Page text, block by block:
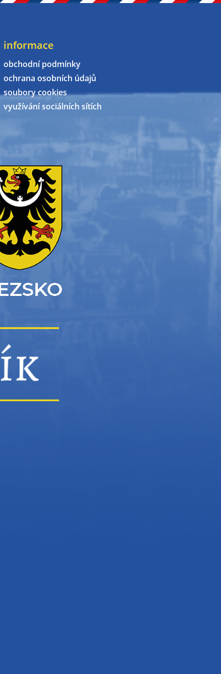
informace
obchodní podmínky
ochrana osobních údajů
soubory cookies
využívání sociálních sítích